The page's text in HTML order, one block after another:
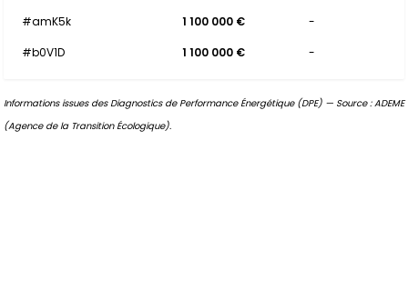
#amK5k
1 100 000 €
-
#b0V1D
1 100 000 € -
Informations issues des Diagnostics de Performance Énergétique (DPE) — Source : ADEME
(Agence de la Transition Écologique).